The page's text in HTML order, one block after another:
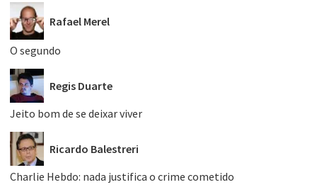
Rafael Merel
O segundo
Regis Duarte
Jeito bom de se deixar viver
Ricardo Balestreri
Charlie Hebdo: nada justifica o crime cometido